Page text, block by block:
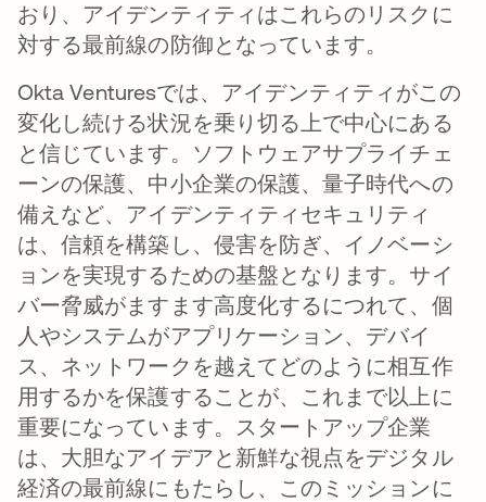
おり、アイデンティティはこれらのリスクに
対する最前線の防御となっています。
Okta Venturesでは、アイデンティティがこの
変化し続ける状況を乗り切る上で中心にある
と信じています。ソフトウェアサプライチェ
ーンの保護、中小企業の保護、量子時代への
備えなど、アイデンティティセキュリティ
は、信頼を構築し、侵害を防ぎ、イノベーシ
ョンを実現するための基盤となります。サイ
バー脅威がますます高度化するにつれて、個
人やシステムがアプリケーション、デバイ
ス、ネットワークを越えてどのように相互作
用するかを保護することが、これまで以上に
重要になっています。スタートアップ企業
は、大胆なアイデアと新鮮な視点をデジタル
経済の最前線にもたらし、このミッションに